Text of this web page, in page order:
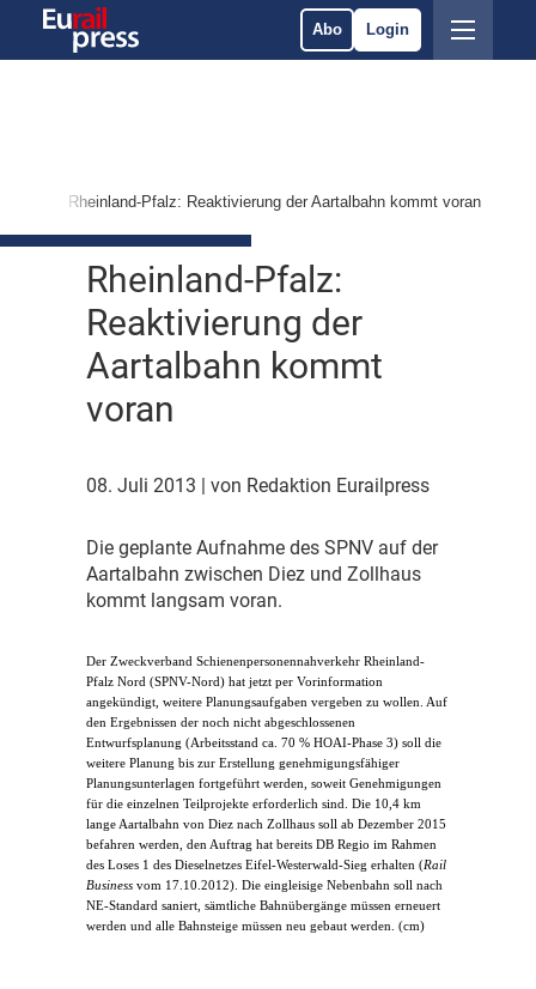
Abo Login
Rheinland-Pfalz: Reaktivierung der Aartalbahn kommt voran
Rheinland-Pfalz:
Reaktivierung der
Aartalbahn kommt
voran
08. Juli 2013 | von Redaktion Eurailpress
Die geplante Aufnahme des SPNV auf der
Aartalbahn zwischen Diez und Zollhaus
kommt langsam voran.
Der Zweckverband Schienenpersonennahverkehr Rheinland-
Pfalz Nord (SPNV-Nord) hat jetzt per Vorinformation
angekündigt, weitere Planungsaufgaben vergeben zu wollen. Auf
den Ergebnissen der noch nicht abgeschlossenen
Entwurfsplanung (Arbeitsstand ca. 70 % HOAI-Phase 3) soll die
weitere Planung bis zur Erstellung genehmigungsfähiger
Planungsunterlagen fortgeführt werden, soweit Genehmigungen
für die einzelnen Teilprojekte erforderlich sind. Die 10,4 km
lange Aartalbahn von Diez nach Zollhaus soll ab Dezember 2015
befahren werden, den Auftrag hat bereits DB Regio im Rahmen
des Loses 1 des Dieselnetzes Eifel-Westerwald-Sieg erhalten (Rail
Business vom 17.10.2012). Die eingleisige Nebenbahn soll nach
NE-Standard saniert, sämtliche Bahnübergänge müssen erneuert
werden und alle Bahnsteige müssen neu gebaut werden. (cm)